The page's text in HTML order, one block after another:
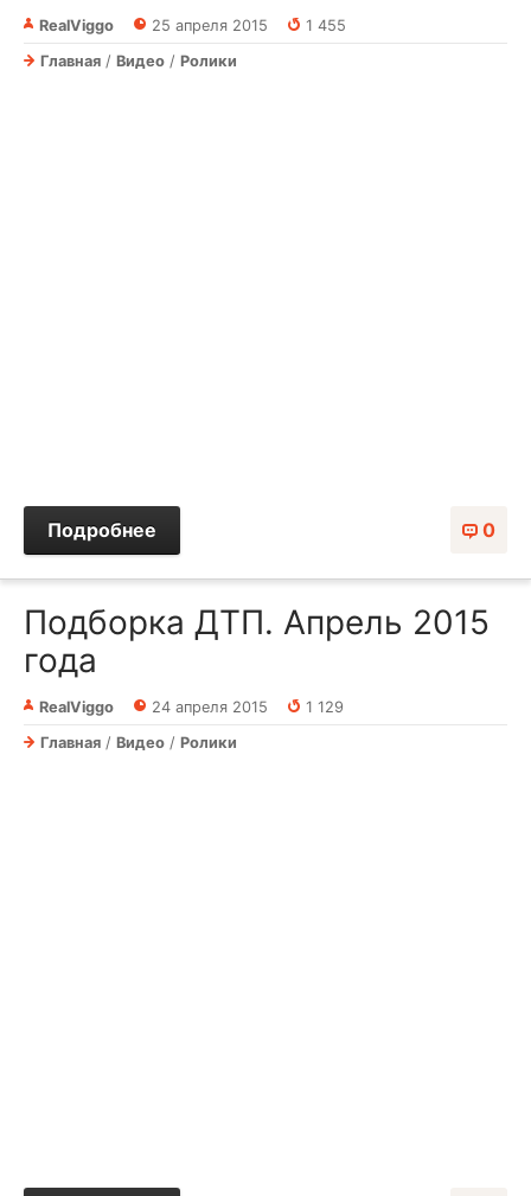
RealViggo 25 апреля 2015
1 455
Главная / Видео / Ролики
0
Подробнее
Подборка ДТП. Апрель 2015
года
RealViggo 24 апреля 2015
1 129
Главная / Видео / Ролики